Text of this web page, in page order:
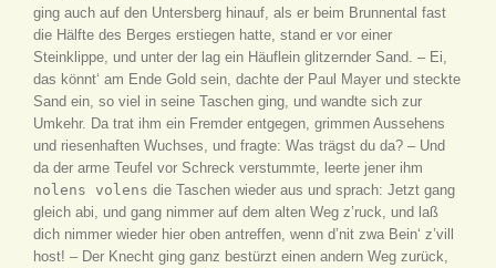
ging auch auf den Untersberg hinauf, als er beim Brunnental fast
die Hälfte des Berges erstiegen hatte, stand er vor einer
Steinklippe, und unter der lag ein Häuflein glitzernder Sand. – Ei,
das könnt‘ am Ende Gold sein, dachte der Paul Mayer und steckte
Sand ein, so viel in seine Taschen ging, und wandte sich zur
Umkehr. Da trat ihm ein Fremder entgegen, grimmen Aussehens
und riesenhaften Wuchses, und fragte: Was trägst du da? – Und
da der arme Teufel vor Schreck verstummte, leerte jener ihm
nolens volens die Taschen wieder aus und sprach: Jetzt gang
gleich abi, und gang nimmer auf dem alten Weg z’ruck, und laß
dich nimmer wieder hier oben antreffen, wenn d’nit zwa Bein‘ z’vill
host! – Der Knecht ging ganz bestürzt einen andern Weg zurück,